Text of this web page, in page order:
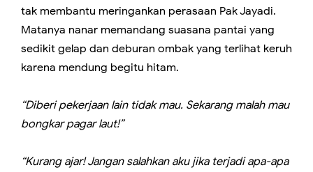
tak membantu meringankan perasaan Pak Jayadi.
Matanya nanar memandang suasana pantai yang
sedikit gelap dan deburan ombak yang terlihat keruh
karena mendung begitu hitam.
“Diberi pekerjaan lain tidak mau. Sekarang malah mau
bongkar pagar laut!”
“Kurang ajar! Jangan salahkan aku jika terjadi apa-apa